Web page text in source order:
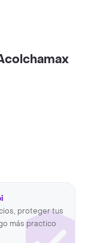
proteger tus
más practico